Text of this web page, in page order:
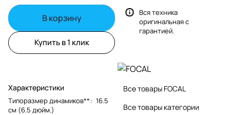
В корзину
Купить в 1 клик
Характеристики
Типоразмер динамиков**: 16.5
см (6.5 дюйм.)
Вся техника
оригинальная с
гарантией.
Все товары FOCAL
Все товары категории